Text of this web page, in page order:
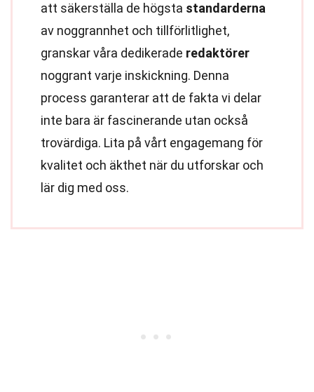
att säkerställa de högsta standarderna
av noggrannhet och tillförlitlighet,
granskar våra dedikerade redaktörer
noggrant varje inskickning. Denna
process garanterar att de fakta vi delar
inte bara är fascinerande utan också
trovärdiga. Lita på vårt engagemang för
kvalitet och äkthet när du utforskar och
lär dig med oss.